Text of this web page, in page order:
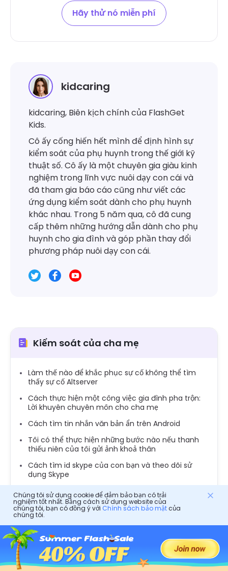
Hãy thử nó miễn phí
kidcaring
kidcaring, Biên kịch chính của FlashGet
Kids.
Cô ấy cống hiến hết mình để định hình sự
kiểm soát của phụ huynh trong thế giới kỹ
thuật số. Cô ấy là một chuyên gia giàu kinh
nghiệm trong lĩnh vực nuôi dạy con cái và
đã tham gia báo cáo cũng như viết các
ứng dụng kiểm soát dành cho phụ huynh
khác nhau. Trong 5 năm qua, cô đã cung
cấp thêm những hướng dẫn dành cho phụ
huynh cho gia đình và góp phần thay đổi
phương pháp nuôi dạy con cái.
Kiểm soát của cha mẹ
Làm thế nào để khắc phục sự cố không thể tìm
thấy sự cố Altserver
Cách thực hiện một công việc gia đình pha trộn:
Lời khuyên chuyên môn cho cha mẹ
Cách tìm tin nhắn văn bản ẩn trên Android
Tôi có thể thực hiện những bước nào nếu thanh
thiếu niên của tôi gửi ảnh khoả thân
Cách tìm id skype của con bạn và theo dõi sử
dụng Skype
Cách chuyển tiếp tin nhắn văn bản trên Android:
Hướng dẫn từng bước
Cách tạo các nhân vật cuộc sống của Gacha và
giữ cho trẻ em an toàn trực tuyến
Gmail Tạo: Cách tạo tài khoản Gmail cho con bạn
Trạng thái hoạt động của Tiktok: Cách sử dụng,
quản lý và khắc phục sự cố
Chúng tôi sử dụng cookie để đảm bảo bạn có trải
nghiệm tốt nhất. Bằng cách sử dụng website của
chúng tôi, bạn có đồng ý với Chính sách bảo mậtcủa
chúng tôi.